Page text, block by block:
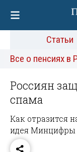
Статьи
Все о пенсиях в
Россиян
спама
Как отразится
идея Минцифры